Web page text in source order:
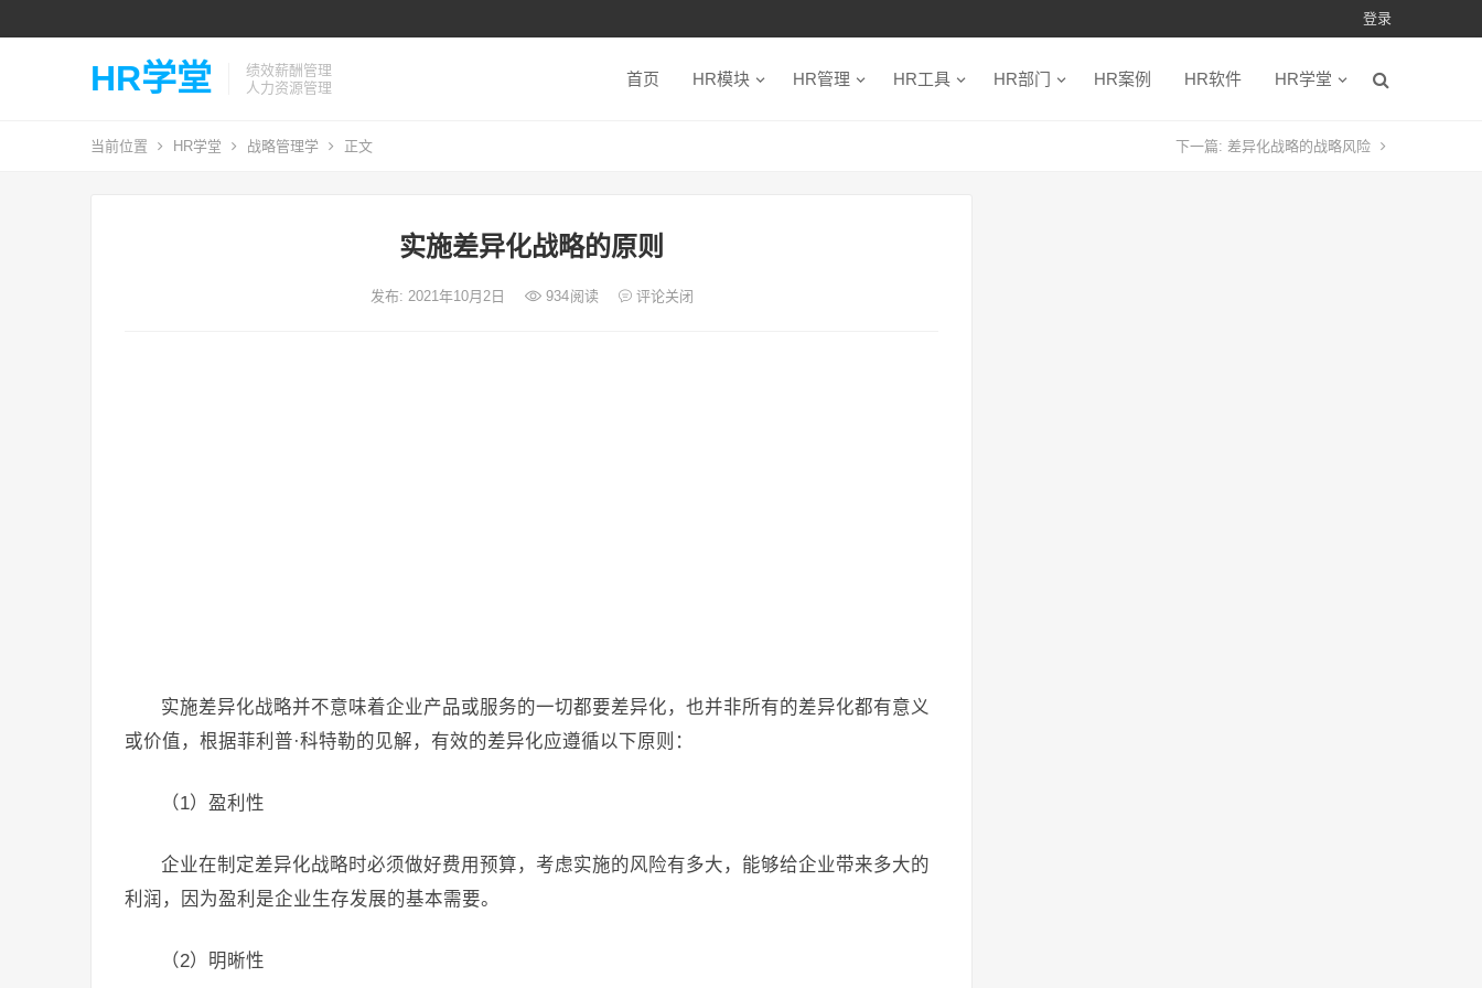
登录
HR学堂
绩效薪酬管理
人力资源管理
首页 HR模块 HR管理 HR工具 HR部门 HR案例 HR软件 HR学堂
当前位置 HR学堂 战略管理学 正文 下一篇: 差异化战略的战略风险
实施差异化战略的原则
发布: 2021年10月2日 934阅读 评论关闭
实施差异化战略并不意味着企业产品或服务的一切都要差异化，也并非所有的差异化都有意义
或价值，根据菲利普·科特勒的见解，有效的差异化应遵循以下原则：
（1）盈利性
企业在制定差异化战略时必须做好费用预算，考虑实施的风险有多大，能够给企业带来多大的
利润，因为盈利是企业生存发展的基本需要。
（2）明晰性